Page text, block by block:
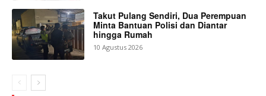
Takut Pulang Sendiri, Dua Perempuan
Minta Bantuan Polisi dan Diantar
hingga Rumah
10 Agustus 2026